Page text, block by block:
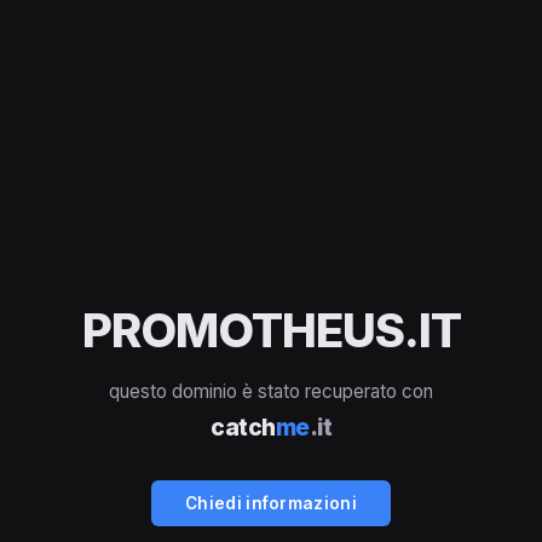
PROMOTHEUS.IT
questo dominio è stato recuperato con
catchme.it
Chiedi informazioni